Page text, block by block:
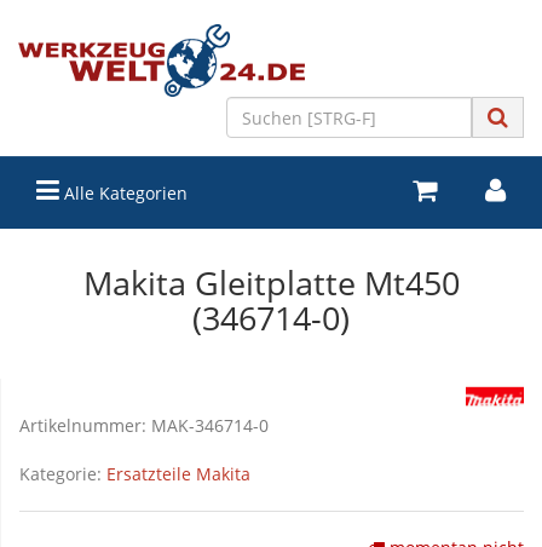
Alle Kategorien
Makita Gleitplatte Mt450
(346714-0)
Artikelnummer: MAK-346714-0
Kategorie: Ersatzteile Makita